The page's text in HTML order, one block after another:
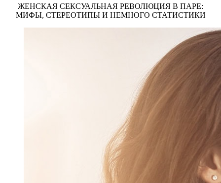
ЖЕНСКАЯ СЕКСУАЛЬНАЯ РЕВОЛЮЦИЯ В ПАРЕ:
МИФЫ, СТЕРЕОТИПЫ И НЕМНОГО СТАТИСТИКИ